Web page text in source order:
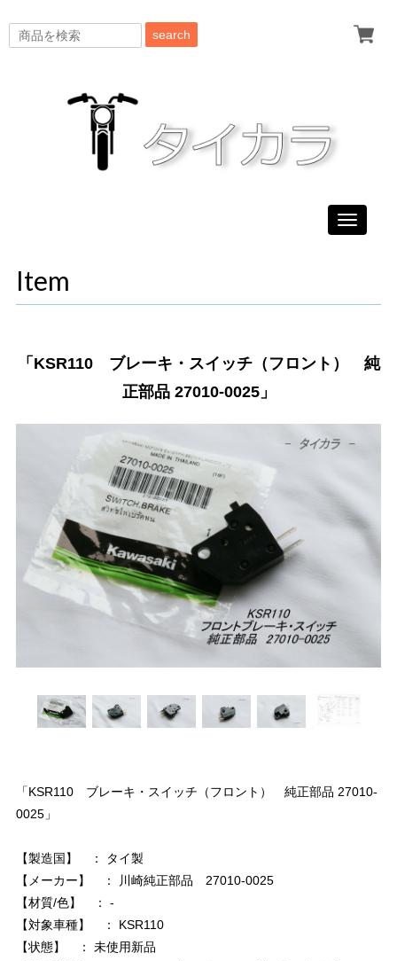
search
Toggle
Item
「KSR110 ブレーキ・スイッチ（フロント） 純
正部品 27010-0025」
「KSR110 ブレーキ・スイッチ（フロント） 純正部品 27010-
0025」
【製造国】 ： タイ製
【メーカー】 ： 川崎純正部品 27010-0025
【材質/色】 ： -
【対象車種】 ： KSR110
【状態】 ： 未使用新品